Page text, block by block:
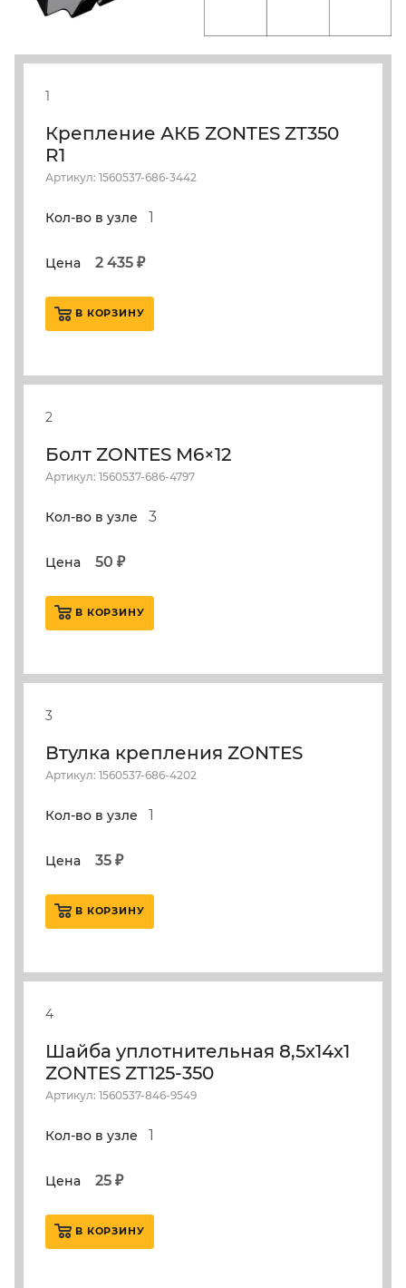
1
Крепление АКБ ZONTES ZT350
R1
Артикул: 1560537-686-3442
Кол-во в узле 1
Цена 2 435 ₽
В КОРЗИНУ
2
Болт ZONTES М6×12
Артикул: 1560537-686-4797
Кол-во в узле 3
Цена 50 ₽
В КОРЗИНУ
3
Втулка крепления ZONTES
Артикул: 1560537-686-4202
Кол-во в узле 1
Цена 35 ₽
В КОРЗИНУ
4
Шайба уплотнительная 8,5х14х1
ZONTES ZT125-350
Артикул: 1560537-846-9549
Кол-во в узле 1
Цена 25 ₽
В КОРЗИНУ